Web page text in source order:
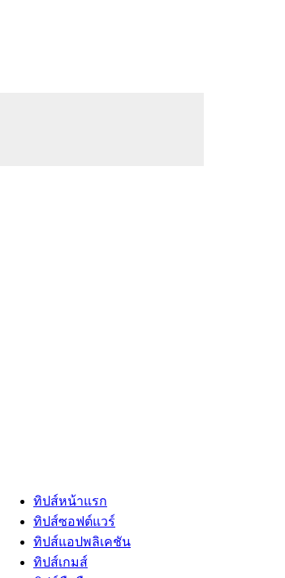
ทิปส์หน้าแรก
ทิปส์ซอฟต์แวร์
ทิปส์แอปพลิเคชัน
ทิปส์เกมส์